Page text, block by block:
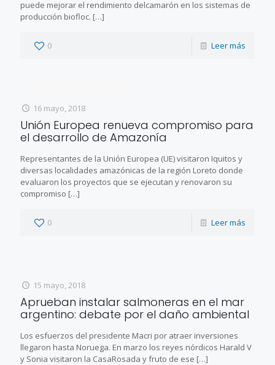
puede mejorar el rendimiento delcamarón en los sistemas de
producción biofloc. […]
0 Leer más
16 mayo, 2018
Unión Europea renueva compromiso para
el desarrollo de Amazonía
Representantes de la Unión Europea (UE) visitaron Iquitos y
diversas localidades amazónicas de la región Loreto donde
evaluaron los proyectos que se ejecutan y renovaron su
compromiso […]
0 Leer más
15 mayo, 2018
Aprueban instalar salmoneras en el mar
argentino: debate por el daño ambiental
Los esfuerzos del presidente Macri por atraer inversiones
llegaron hasta Noruega. En marzo los reyes nórdicos Harald V
y Sonia visitaron la CasaRosada y fruto de ese […]